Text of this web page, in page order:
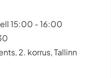
15:00 - 16:00
2. korrus, Tallinn